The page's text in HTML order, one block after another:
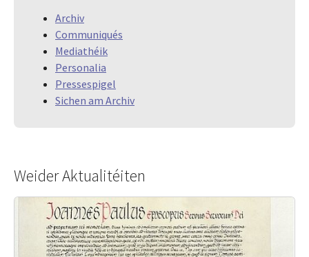
Archiv
Communiqués
Mediathéik
Personalia
Pressespigel
Sichen am Archiv
Weider Aktualitéiten